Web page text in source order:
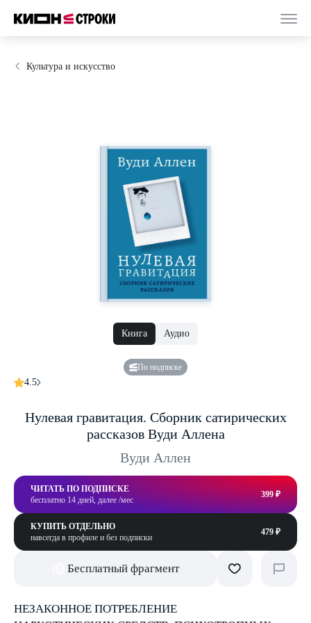
Культура и искусство
Книга Аудио
По подписке
4.5
Нулевая гравитация. Сборник сатирических
рассказов Вуди Аллена
Вуди Аллен
ЧИТАТЬ ПО ПОДПИСКЕ
бесплатно 14 дней, далее /мес
399 ₽
КУПИТЬ ОТДЕЛЬНО
навсегда в профиле и без подписки
479 ₽
Бесплатный фрагмент
НЕЗАКОННОЕ ПОТРЕБЛЕНИЕ